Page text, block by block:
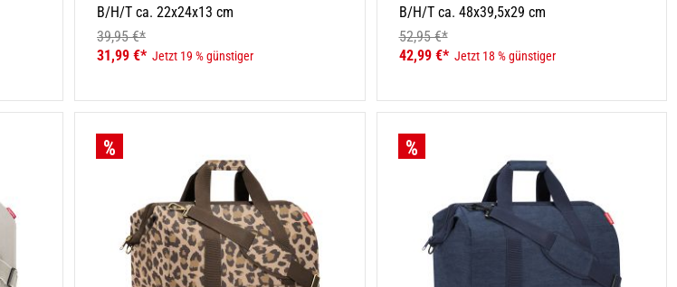
B/H/T ca. 22x24x13 cm
39,95 €*
31,99 €* Jetzt 19 % günstiger
B/H/T ca. 48x39,5x29 cm
52,95 €*
42,99 €* Jetzt 18 % günstiger